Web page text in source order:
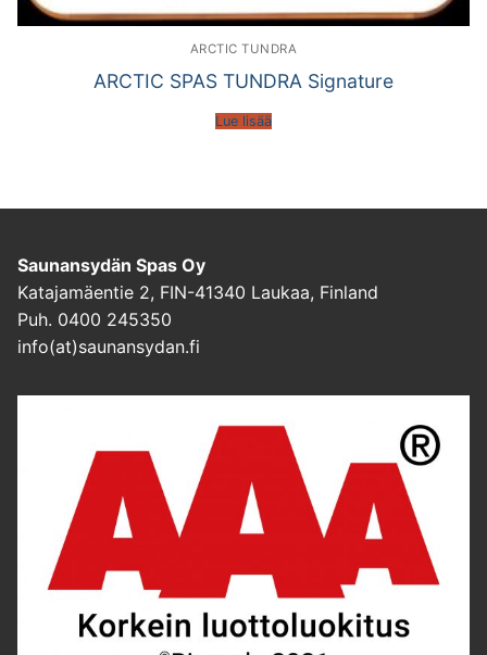
ARCTIC TUNDRA
ARCTIC SPAS TUNDRA Signature
Lue lisää
Saunansydän Spas Oy
Katajamäentie 2, FIN-41340 Laukaa, Finland
Puh. 0400 245350
info(at)saunansydan.fi